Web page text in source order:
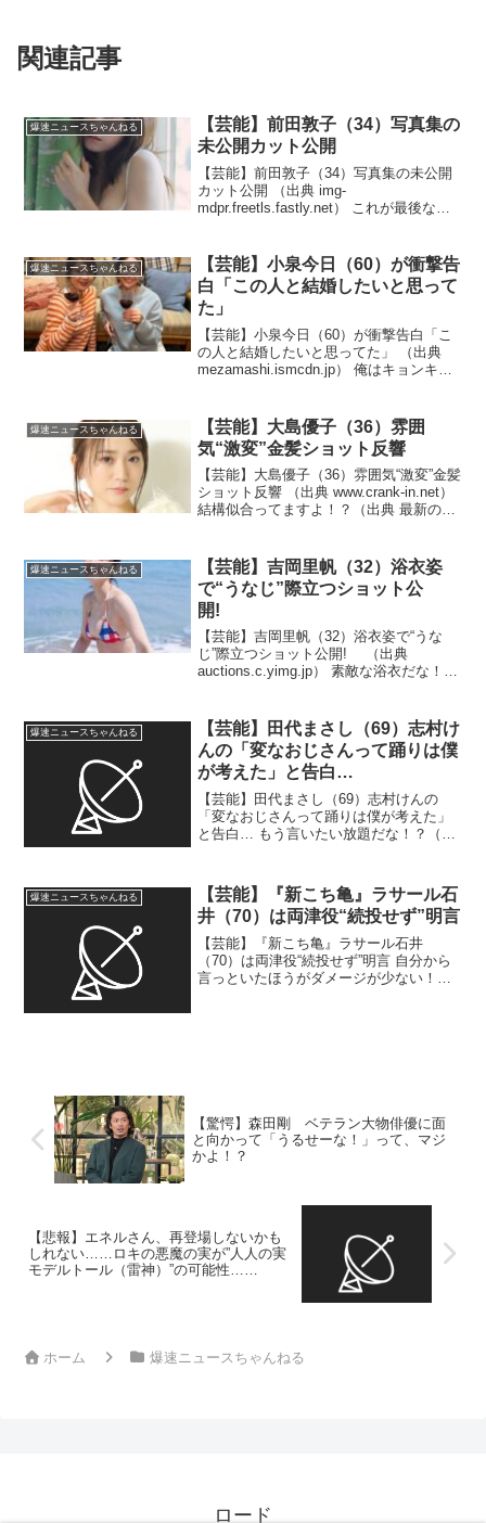
関連記事
爆速ニュースちゃんねる
【芸能】前田敦子（34）写真集の
未公開カット公開
【芸能】前田敦子（34）写真集の未公開
カット公開 （出典 img-
mdpr.freetls.fastly.net） これが最後なら
の未公開カット公開 黒いランジェリ
ー...
爆速ニュースちゃんねる
【芸能】小泉今日（60）が衝撃告
白「この人と結婚したいと思って
た」
【芸能】小泉今日（60）が衝撃告白「こ
の人と結婚したいと思ってた」 （出典
mezamashi.ismcdn.jp） 俺はキョンキョ
人と結婚したいと思ってた」 ）1 ...
爆速ニュースちゃんねる
【芸能】大島優子（36）雰囲
気“激変”金髪ショット反響
【芸能】大島優子（36）雰囲気“激変”金髪
ショット反響 （出典 www.crank-in.net）
結構似合ってますよ！？（出典 最新の大
2025/01/22(水) 05...
爆速ニュースちゃんねる
【芸能】吉岡里帆（32）浴衣姿
で“うなじ”際立つショット公
開!
【芸能】吉岡里帆（32）浴衣姿で“うな
じ”際立つショット公開! （出典
auctions.c.yimg.jp） 素敵な浴衣だな！？
た表情に「女神降臨」「国宝にし...
爆速ニュースちゃんねる
【芸能】田代まさし（69）志村け
んの「変なおじさんって踊りは僕
が考えた」と告白…
【芸能】田代まさし（69）志村けんの
「変なおじさんって踊りは僕が考えた」
と告白… もう言いたい放題だな！？（出
白… 踊りの音楽も田代が提案 ）1 冬月
記者 ★ ：20...
爆速ニュースちゃんねる
【芸能】『新こち亀』ラサール石
井（70）は両津役“続投せず”明言
【芸能】『新こち亀』ラサール石井
（70）は両津役“続投せず”明言 自分から
言っといたほうがダメージが少ない！？
【驚愕】森田剛 ベテラン大物俳優に面
と向かって「うるせーな！」って、マジ
かよ！？
【悲報】エネルさん、再登場しないかも
しれない……ロキの悪魔の実が”人人の実
モデルトール（雷神）”の可能性……
ホーム 爆速ニュースちゃんねる
ロード